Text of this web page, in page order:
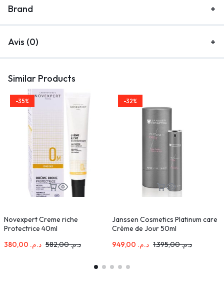
Brand
Avis (0)
Similar Products
-35%
Novexpert Creme riche
Protectrice 40ml
د.م.
د.م.582,00
-32%
Janssen Cosmetics Platinum care
Crème de Jour 50ml
د.م.
د.م.1.395,00